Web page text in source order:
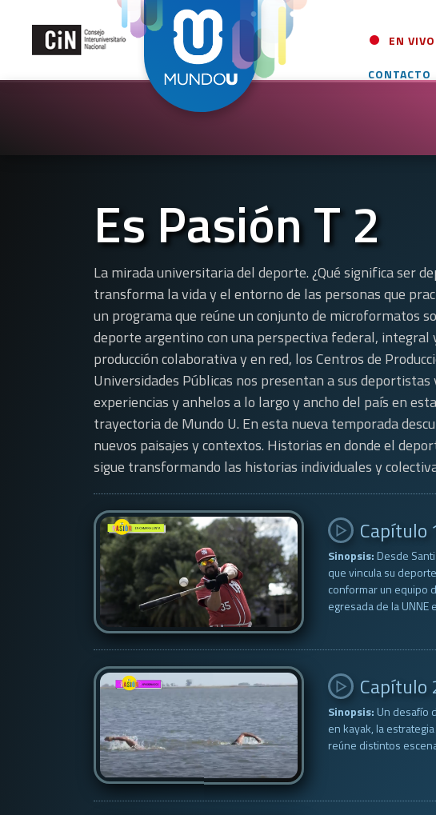
EN VIVO
CONTACTO
Es Pasión T 2
La mirada universitaria del deporte. ¿Qué significa ser
transforma la vida y el entorno de las personas que
un programa que reúne un conjunto de microformatos
deporte argentino con una perspectiva federal, integral
producción colaborativa y en red, los Centros de
Universidades Públicas nos presentan a sus deportistas
experiencias y anhelos a lo largo y ancho del país en
trayectoria de Mundo U. En esta nueva temporada
nuevos paisajes y contextos. Historias en donde el
sigue transformando las historias individuales y
Capítulo
Sinopsis: Desde
que vincula su
conformar un equipo
egresada de la UNNE
Capítulo
Sinopsis: Un desafío
en kayak, la
reúne distintos